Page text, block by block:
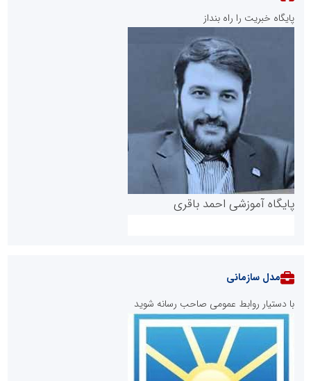
پایگاه خبریت را راه بنداز
پایگاه آموزشی احمد باقری
مدل سازمانی
با دستیار روابط عمومی صاحب رسانه شوید